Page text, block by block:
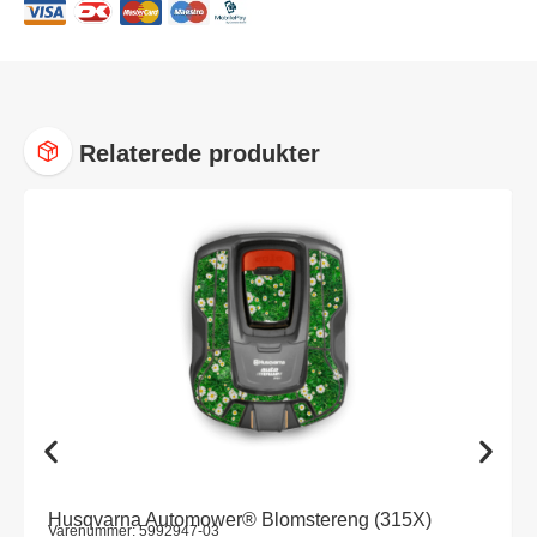
Relaterede produkter
Husqvarna Automower® Blomstereng (315X)
Varenummer: 5992947-03